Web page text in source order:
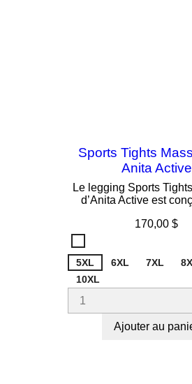
Sports Tights
Anita Active
Le legging Sports
d’Anita Active est
Prix
170,00 $
753
5XL
6XL 7XL
10XL
Ajouter au